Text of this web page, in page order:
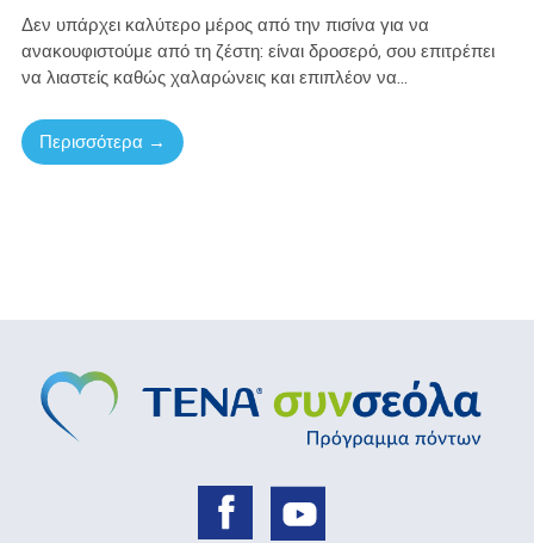
Δεν υπάρχει καλύτερο μέρος από την πισίνα για να
ανακουφιστούμε από τη ζέστη: είναι δροσερό, σου επιτρέπει
να λιαστείς καθώς χαλαρώνεις και επιπλέον να...
Περισσότερα →